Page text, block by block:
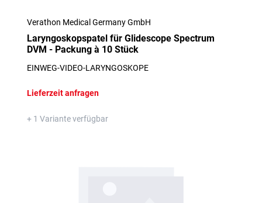
Verathon Medical Germany GmbH
Laryngoskopspatel für Glidescope Spectrum
DVM - Packung à 10 Stück
EINWEG-VIDEO-LARYNGOSKOPE
Lieferzeit anfragen
+ 1 Variante verfügbar